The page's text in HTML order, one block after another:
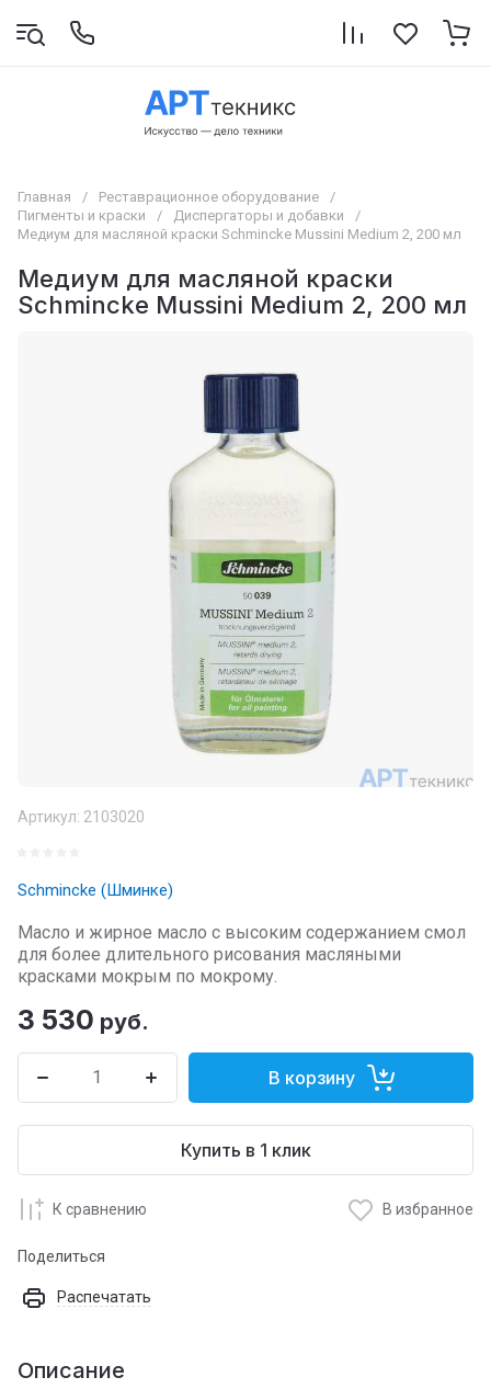
Главная / Реставрационное оборудование
/
Пигменты и краски
/ Диспергаторы и добавки
/
Медиум для масляной краски Schmincke Mussini Medium 2, 200 мл
Медиум для масляной краски
Schmincke Mussini Medium 2, 200 мл
Артикул: 2103020
Schmincke (Шминке)
Масло и жирное масло с высоким содержанием смол
для более длительного рисования масляными
красками мокрым по мокрому.
3 530 руб.
В корзину
Купить в 1 клик
К сравнению В избранное
Поделиться
Распечатать
Описание